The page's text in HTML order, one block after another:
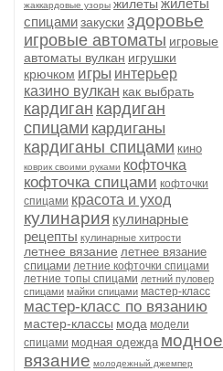
жаккардовые узоры жилеты жилеты
спицамизакуски здоровье
игровые автоматы игровые
автоматы вулкан игрушки
крючком игры интерьер
казино вулкан как выбрать
кардиган кардиган
спицами кардиганы
кардиганы спицами кино
коврик своими руками кофточка
кофточка спицами кофточки
спицами красота и уход
кулинария кулинарные
рецепты кулинарные хитрости
летнее вязание летнее вязание
спицами летние кофточки спицами
летние топы спицами летний пуловер
спицами майки спицами мастер-класс
мастер-класс по вязанию
мастер-классы мода модели
спицами модная одежда модное
вязание молодежный джемпер